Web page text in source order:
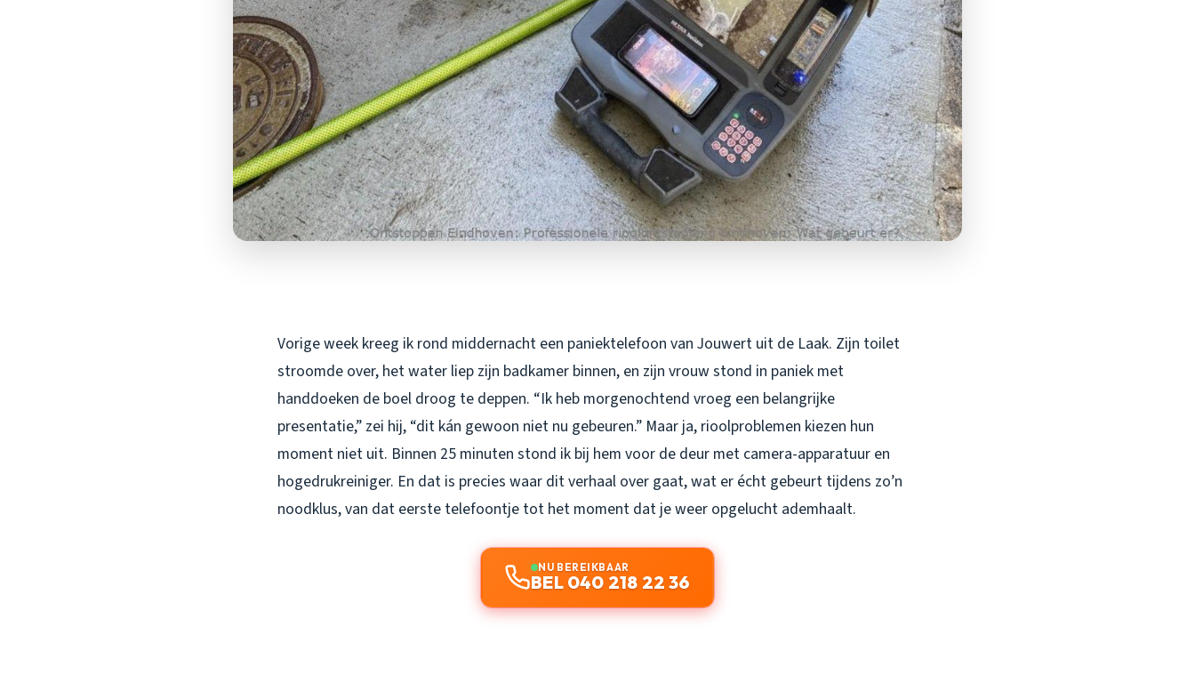
Vorige week kreeg ik rond middernacht een paniektelefoon van Jouwert uit de Laak. Zijn toilet
stroomde over, het water liep zijn badkamer binnen, en zijn vrouw stond in paniek met
handdoeken de boel droog te deppen. “Ik heb morgenochtend vroeg een belangrijke
presentatie,” zei hij, “dit kán gewoon niet nu gebeuren.” Maar ja, rioolproblemen kiezen hun
moment niet uit. Binnen 25 minuten stond ik bij hem voor de deur met camera-apparatuur en
hogedrukreiniger. En dat is precies waar dit verhaal over gaat, wat er écht gebeurt tijdens zo’n
noodklus, van dat eerste telefoontje tot het moment dat je weer opgelucht ademhaalt.
NU BEREIKBAAR
BEL 040 218 22 36